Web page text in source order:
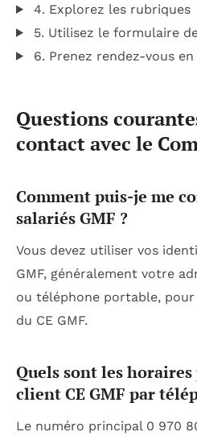
4. Explorez les rubriques
5. Utilisez le formulaire
6. Prenez rendez-vous
Questions
contact avec le
Comment puis-je me
salariés GMF ?
Vous devez utiliser vos
GMF, généralement votre
ou téléphone portable,
du CE GMF.
Quels sont les
client CE GMF par
Le numéro principal 0 970